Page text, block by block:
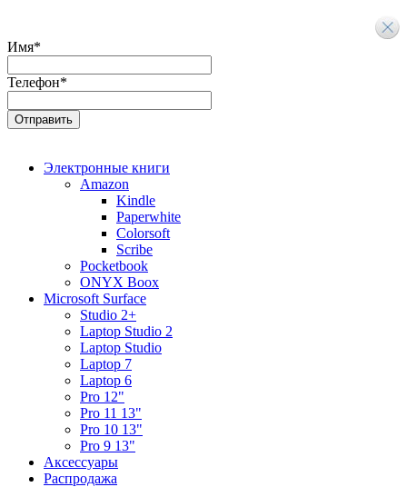
Имя*
Телефон*
Электронные книги
Amazon
Kindle
Paperwhite
Colorsoft
Scribe
Pocketbook
ONYX Boox
Microsoft Surface
Studio 2+
Laptop Studio 2
Laptop Studio
Laptop 7
Laptop 6
Pro 12"
Pro 11 13"
Pro 10 13"
Pro 9 13"
Аксессуары
Распродажа